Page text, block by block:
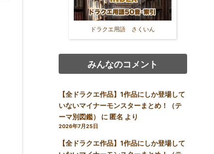
ドラクエ用語 さくいん
みんなのコメント
【全ドラクエ作品】1作品にしか登場して
いないマイナーモンスターまとめ！（テ
ーマ別図鑑）
に 匿名 より
2026年7月25日
【全ドラクエ作品】1作品にしか登場して